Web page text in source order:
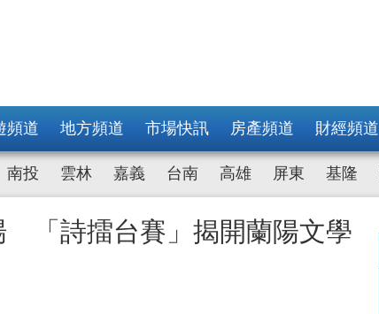
頻道 地方頻道 市場快訊 房產頻道 財經頻道
南投 雲林 嘉義 台南 高雄 屏東 基隆
「詩擂台賽」揭開蘭陽文學